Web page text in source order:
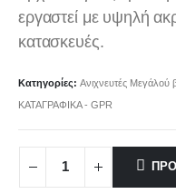
εργαστεί με υψηλή
κατασκευές.
Κατηγορίες: Ανιχνευτές Μεγάλού
ΚΑΤΑΓΡΑΦΙΚΑ - GPR